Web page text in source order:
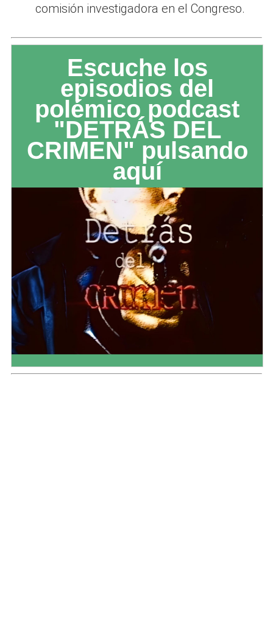
comisión investigadora en el Congreso.
Escuche los
episodios del
polémico podcast
"DETRÁS DEL
CRIMEN" pulsando
aquí